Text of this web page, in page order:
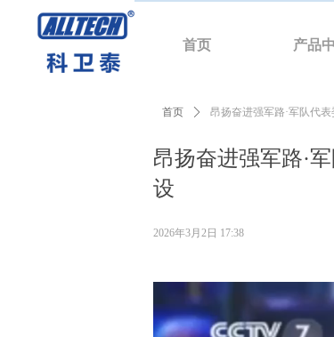
首页 产品
昂扬奋进强军路·
设
首页 ꄲ 昂扬奋进强军路·军队代
2026年3月2日 17:38